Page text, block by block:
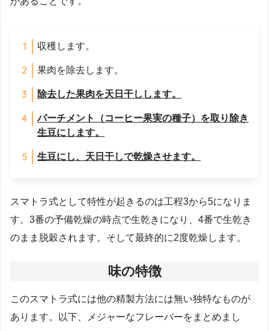
収穫します。
果肉を除去します。
除去した果肉を天日干しします。
パーチメント（コーヒー果実の種子）を取り除き
生豆にします。
生豆にし、天日干しで乾燥させます。
スマトラ式として特性が起きるのは工程3から5になりま
す。3番の予備乾燥の時点で生乾きになり、4番で生乾き
のまま脱穀されます。そして最終的に2度乾燥します。
味の特徴
このスマトラ式には他の精製方法には無い独特なものが
あります。以下、メジャーなフレーバーをまとめまし